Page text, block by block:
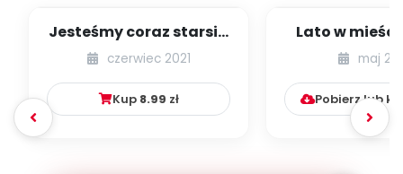
Jesteśmy coraz starsi -
zestaw
czerwiec 2021
Kup 8.99 zł
Lato w
dzieci
numer
maj
Pobierz lub